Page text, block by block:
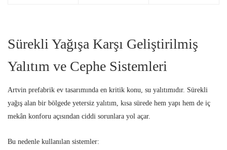
Sürekli Yağışa Karşı Geliştirilmiş
Yalıtım ve Cephe Sistemleri
Artvin prefabrik ev tasarımında en kritik konu, su yalıtımıdır. Sürekli
yağış alan bir bölgede yetersiz yalıtım, kısa sürede hem yapı hem de iç
mekân konforu açısından ciddi sorunlara yol açar.
Bu nedenle kullanılan sistemler: